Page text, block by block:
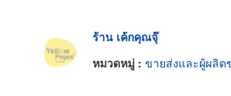
ร้าน เค้กคุณจุ๊
หมวดหมู่ : ขายส่งและผู้ผลิตขน